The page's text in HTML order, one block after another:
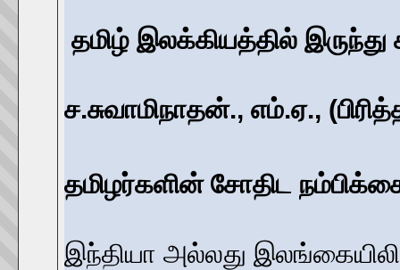
தமிழ் இலக்கியத்தில் இருந்து
ச.சுவாமிநாதன்., எம்.ஏ.,
தமிழர்களின் சோதிட
இந்தியா அல்லது